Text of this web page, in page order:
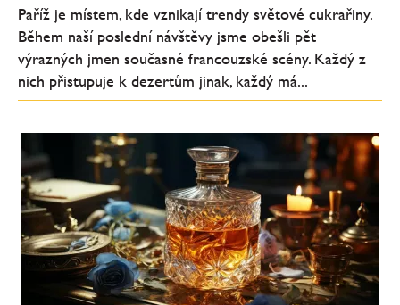
Paříž je místem, kde vznikají trendy světové cukrařiny.
Během naší poslední návštěvy jsme obešli pět
výrazných jmen současné francouzské scény. Každý z
nich přistupuje k dezertům jinak, každý má...